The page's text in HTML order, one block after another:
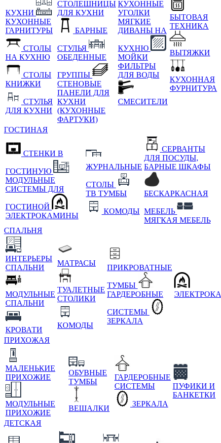
КУХНИ
КУХОННЫЕ
ГАРНИТУРЫ
СТОЛЫ
НА КУХНЮ
СТОЛЫ
КНИЖКИ
СТУЛЬЯ
ДЛЯ КУХНИ
СТОЛЕШНИЦЫ
ДЛЯ КУХНИ
БАРНЫЕ
СТУЛЬЯ
ОБЕДЕННЫЕ
ГРУППЫ
СТЕНОВЫЕ
ПАНЕЛИ ДЛЯ
КУХНИ
(КУХОННЫЕ
ФАРТУКИ)
КУХОННЫЕ
УГОЛКИ
МЯГКИЕ
ДИВАНЫ НА
КУХНЮ
МОЙКИ
ФИЛЬТРЫ
ДЛЯ ВОДЫ
СМЕСИТЕЛИ
БЫТОВАЯ
ТЕХНИКА
ВЫТЯЖКИ
КУХОННАЯ
ФУРНИТУРА
ГОСТИНАЯ
СТЕНКИ В
ГОСТИНУЮ
МОДУЛЬНЫЕ
СИСТЕМЫ ДЛЯ
ГОСТИНОЙ
ЭЛЕКТРОКАМИНЫ
ЖУРНАЛЬНЫЕ
СТОЛЫ
ТВ ТУМБЫ
КОМОДЫ
СЕРВАНТЫ
ДЛЯ ПОСУДЫ,
БАРНЫЕ ШКАФЫ
БЕСКАРКАСНАЯ
МЕБЕЛЬ
МЯГКАЯ МЕБЕЛЬ
СПАЛЬНЯ
ИНТЕРЬЕРЫ
СПАЛЬНИ
МОДУЛЬНЫЕ
СПАЛЬНИ
КРОВАТИ
МАТРАСЫ
ТУАЛЕТНЫЕ
СТОЛИКИ
КОМОДЫ
ПРИКРОВАТНЫЕ
ТУМБЫ
ГАРДЕРОБНЫЕ
СИСТЕМЫ
ЗЕРКАЛА
ПРИХОЖАЯ
МАЛЕНЬКИЕ
ПРИХОЖИЕ
МОДУЛЬНЫЕ
ПРИХОЖИЕ
ОБУВНЫЕ
ТУМБЫ
ВЕШАЛКИ
ГАРДЕРОБНЫЕ
СИСТЕМЫ
ЗЕРКАЛА
ПУФИКИ И
БАНКЕТКИ
ДЕТСКАЯ